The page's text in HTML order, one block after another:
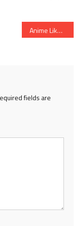
Anime Like The Ice Guy and His Cool Female Colleague
fields are